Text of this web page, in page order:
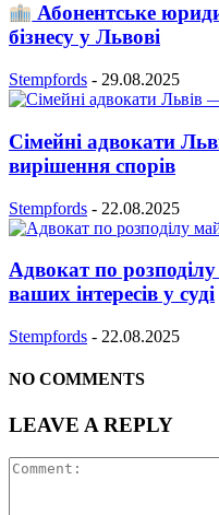
Абонентське
бізнесу у Львові
Stempfords - 29.08.2025
Сімейні адвокати
вирішення спорів
Stempfords - 22.08.2025
Адвокат по
ваших інтересів у суді
Stempfords - 22.08.2025
NO COMMENTS
LEAVE A REPLY